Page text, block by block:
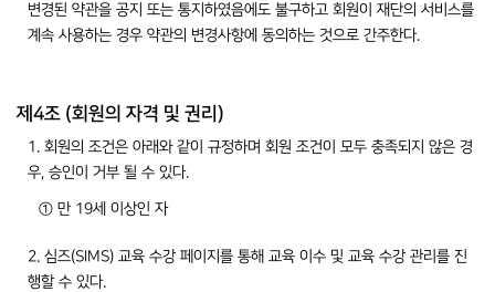
변경된 약관을 공지 또는 통지하였음에도 불구하고 회원이 재단의 서비스를
계속 사용하는 경우 약관의 변경사항에 동의하는 것으로 간주한다.
제4조 (회원의 자격 및 권리)
1. 회원의 조건은 아래와 같이 규정하며 회원 조건이 모두 충족되지 않은 경
우, 승인이 거부 될 수 있다.
① 만 19세 이상인 자
2. 심즈(SIMS) 교육 수강 페이지를 통해 교육 이수 및 교육 수강 관리를 진
행할 수 있다.